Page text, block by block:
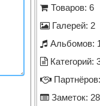
Товаров: 6
Галерей: 2
Альбомов:
Категорий:
Заметок: 28